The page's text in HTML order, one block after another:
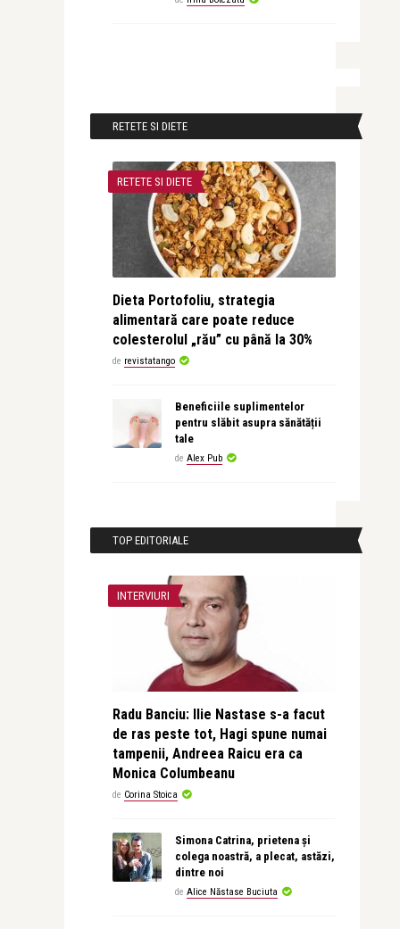
RETETE SI DIETE
RETETE SI DIETE
Dieta Portofoliu, strategia
alimentară care poate reduce
colesterolul „rău” cu până la 30%
de revistatango
Beneficiile suplimentelor
pentru slăbit asupra sănătății
tale
de Alex Pub
TOP EDITORIALE
INTERVIURI
Radu Banciu: Ilie Nastase s-a facut
de ras peste tot, Hagi spune numai
tampenii, Andreea Raicu era ca
Monica Columbeanu
de Corina Stoica
Simona Catrina, prietena și
colega noastră, a plecat, astăzi,
dintre noi
de Alice Năstase Buciuta